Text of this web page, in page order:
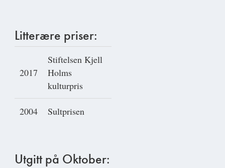
Litterære priser:
2017
Stiftelsen Kjell
Holms
kulturpris
2004 Sultprisen
Utgitt på Oktober: